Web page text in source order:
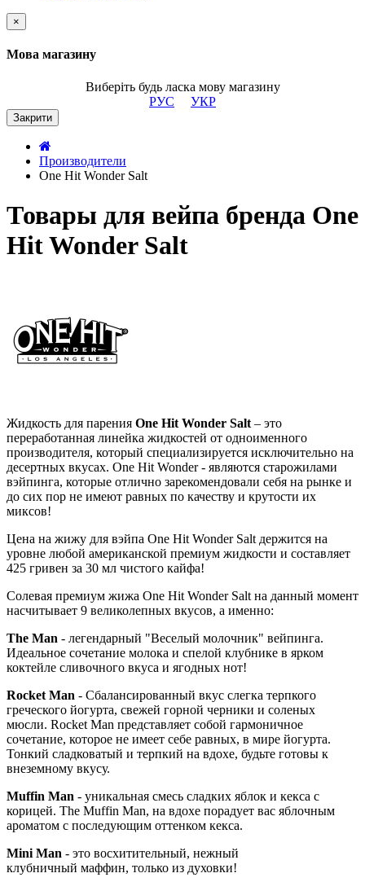
×
Мова магазину
Виберіть будь ласка мову магазину
РУС
УКР
Закрити
Производители
One Hit Wonder Salt
Товары для вейпа бренда One
Hit Wonder Salt
Жидкость для парения One Hit Wonder Salt– это
переработанная линейка жидкостей от одноименного
производителя, который специализируется исключительно на
десертных вкусах. One Hit Wonder - являются старожилами
вэйпинга, которые отлично зарекомендовали себя на рынке и
до сих пор не имеют равных по качеству и крутости их
миксов!
Цена на жижу для вэйпа One Hit Wonder Salt держится на
уровне любой американской премиум жидкости и составляет
425 гривен за 30 мл чистого кайфа!
Солевая премиум жижа One Hit Wonder Salt на данный момент
насчитывает 9 великолепных вкусов, а именно:
The Man - легендарный "Веселый молочник" вейпинга.
Идеальное сочетание молока и спелой клубнике в ярком
коктейле сливочного вкуса и ягодных нот!
Rocket Man - Сбалансированный вкус слегка терпкого
греческого йогурта, свежей горной черники и соленых
мюсли. Rocket Man представляет собой гармоничное
сочетание, которое не имеет себе равных, в мире йогурта.
Тонкий сладковатый и терпкий на вдохе, будьте готовы к
внеземному вкусу.
Muffin Man - уникальная смесь сладких яблок и кекса с
корицей. The Muffin Man, на вдохе порадует вас яблочным
ароматом с последующим оттенком кекса.
Mini Man - это восхитительный, нежный
клубничный маффин, только из духовки!